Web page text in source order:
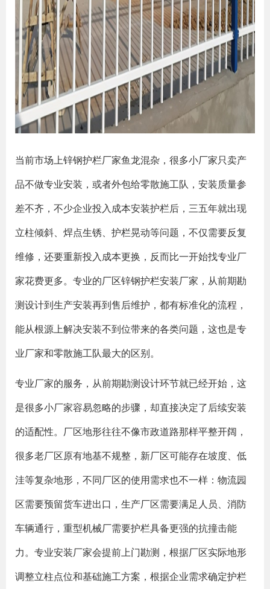
当前市场上锌钢护栏厂家鱼龙混杂，很多小厂家只卖产
品不做专业安装，或者外包给零散施工队，安装质量参
差不齐，不少企业投入成本安装护栏后，三五年就出现
立柱倾斜、焊点生锈、护栏晃动等问题，不仅需要反复
维修，还要重新投入成本更换，反而比一开始找专业厂
家花费更多。专业的厂区锌钢护栏安装厂家，从前期勘
测设计到生产安装再到售后维护，都有标准化的流程，
能从根源上解决安装不到位带来的各类问题，这也是专
业厂家和零散施工队最大的区别。
专业厂家的服务，从前期勘测设计环节就已经开始，这
是很多小厂家容易忽略的步骤，却直接决定了后续安装
的适配性。厂区地形往往不像市政道路那样平整开阔，
很多老厂区原有地基不规整，新厂区可能存在坡度、低
洼等复杂地形，不同厂区的使用需求也不一样：物流园
区需要预留货车进出口，生产厂区需要满足人员、消防
车辆通行，重型机械厂需要护栏具备更强的抗撞击能
力。专业安装厂家会提前上门勘测，根据厂区实际地形
调整立柱点位和基础施工方案，根据企业需求确定护栏